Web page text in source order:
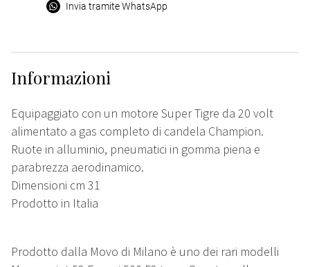
Invia tramite WhatsApp
Informazioni
Equipaggiato con un motore Super Tigre da 20 volt
alimentato a gas completo di candela Champion.
Ruote in alluminio, pneumatici in gomma piena e
parabrezza aerodinamico.
Dimensioni cm 31
Prodotto in Italia
Prodotto dalla Movo di Milano è uno dei rari modelli